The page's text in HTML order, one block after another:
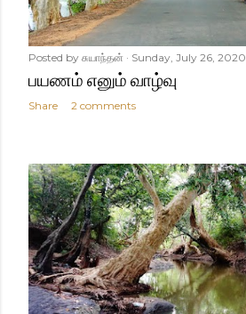
Posted by சுயாந்தன் Sunday, July 26, 2020
பயணம் எனும் வாழ்வு
Share 2 comments